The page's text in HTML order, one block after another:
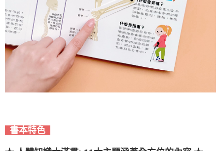
書本特色